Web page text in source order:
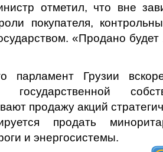
отметил, что вне
покупателя,
«Продано
парламент Грузии
продажу акций
продать
и энергосистемы.